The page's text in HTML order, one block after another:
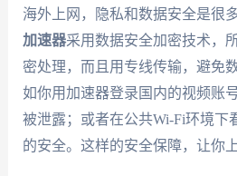
海外上网，隐私和数据安全是很
加速器采用数据安全加密技术，
密处理，而且用专线传输，避免
如你用加速器登录国内的视频账
被泄露；或者在公共Wi-Fi环境下
的安全。这样的安全保障，让你